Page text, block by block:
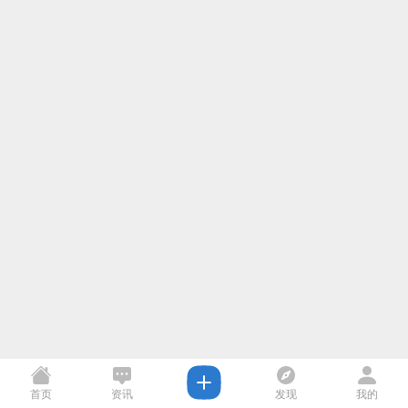
首页 资讯 发现 我的